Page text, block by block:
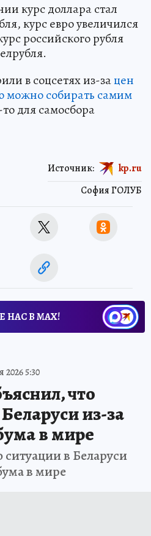
курс доллара стал
курс евро увеличился
российского рубля
в соцсетях из-зацен
можно собирать самим
для самосбора
София ГОЛУБ
Источник: kp.ru
НАС В МАХ!
5:30
что
из-за
в мире
в Беларуси
в мире